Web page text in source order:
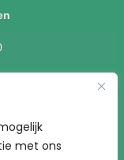
met ons